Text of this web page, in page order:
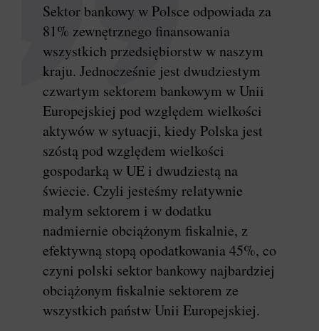
Sektor bankowy w Polsce odpowiada za
81% zewnętrznego finansowania
wszystkich przedsiębiorstw w naszym
kraju. Jednocześnie jest dwudziestym
czwartym sektorem bankowym w Unii
Europejskiej pod względem wielkości
aktywów w sytuacji, kiedy Polska jest
szóstą pod względem wielkości
gospodarką w UE i dwudziestą na
świecie. Czyli jesteśmy relatywnie
małym sektorem i w dodatku
nadmiernie obciążonym fiskalnie, z
efektywną stopą opodatkowania 45%, co
czyni polski sektor bankowy najbardziej
obciążonym fiskalnie sektorem ze
wszystkich państw Unii Europejskiej.